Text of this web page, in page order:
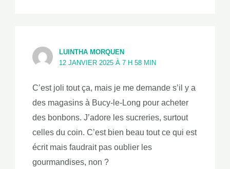
LUINTHA MORQUEN
12 JANVIER 2025 À 7 H 58 MIN
C’est joli tout ça, mais je me demande s’il y a
des magasins à Bucy-le-Long pour acheter
des bonbons. J’adore les sucreries, surtout
celles du coin. C’est bien beau tout ce qui est
écrit mais faudrait pas oublier les
gourmandises, non ?